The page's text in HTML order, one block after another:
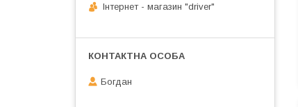
Інтернет - магазин "driver"
Богдан